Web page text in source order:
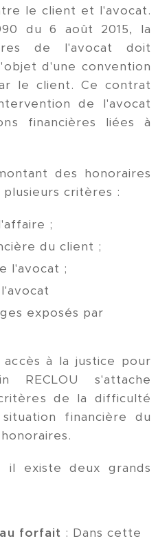
le client et l'avocat.
du 6 août 2015, la
de l'avocat doit
d'une convention
le client. Ce contrat
de l'avocat
financières liées à
des honoraires
critères :
;
du client ;
l'avocat ;
exposés par
à la justice pour
RECLOU s'attache
de la difficulté
financière du
il existe deux grands
forfait : Dans cette